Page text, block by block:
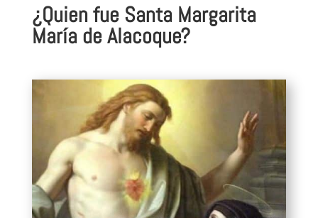
¿Quien fue Santa Margarita
María de Alacoque?